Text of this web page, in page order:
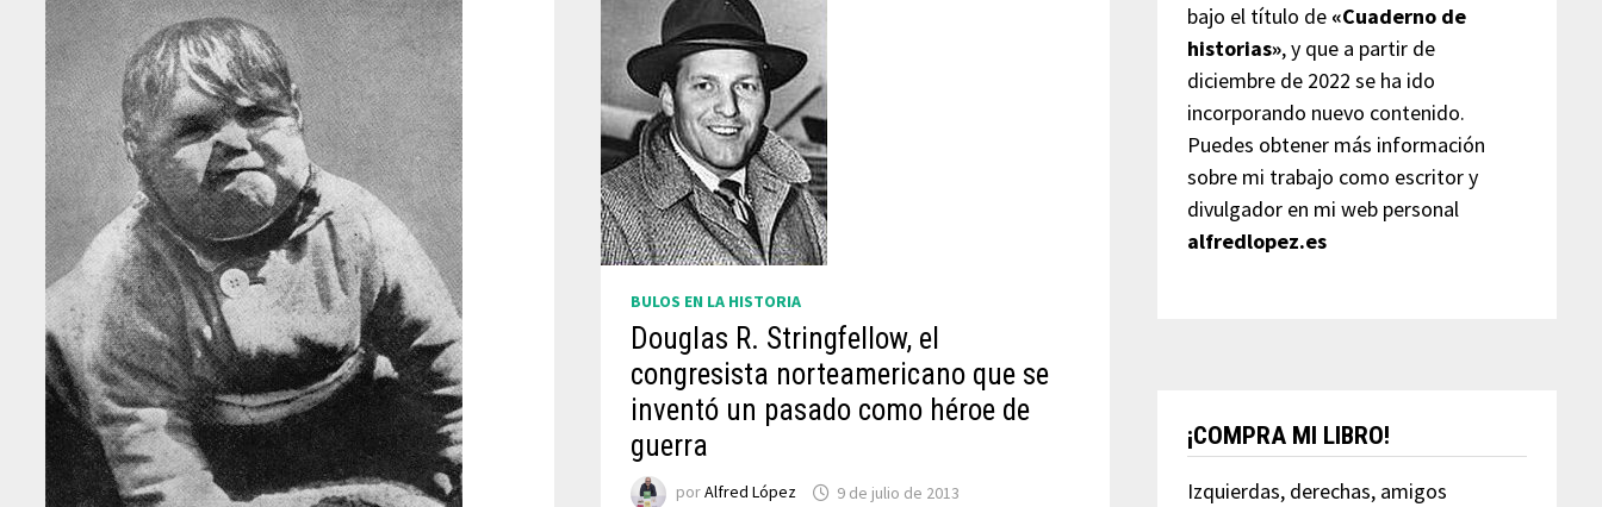
BULOS EN LA HISTORIA
Douglas R. Stringfellow, el
congresista norteamericano que se
inventó un pasado como héroe de
guerra
porAlfred López 9 de julio de 2013
bajo el título de «Cuaderno de
historias», y que a partir de
diciembre de 2022 se ha ido
incorporando nuevo contenido.
Puedes obtener más información
sobre mi trabajo como escritor y
divulgador en mi web personal
alfredlopez.es
¡COMPRA MI LIBRO!
Izquierdas, derechas, amigos